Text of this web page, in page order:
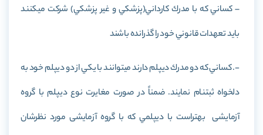
– كساني كه با مدرك كارداني(پزشكي و غير پزشكي) شركت ميكنند
بايد تعهدات قانوني خود را گذرانده باشند
-. كساني كه دو مدرك ديپلم دارند ميتوانند با يكي از دو ديپلم خود به
دلخواه ثبتنام نمايند. ضمناً در صورت مغايرت نوع ديپلم با گروه
آزمایشی بهتراست با ديپلمي كه با گروه آزمایشی مورد نظرشان